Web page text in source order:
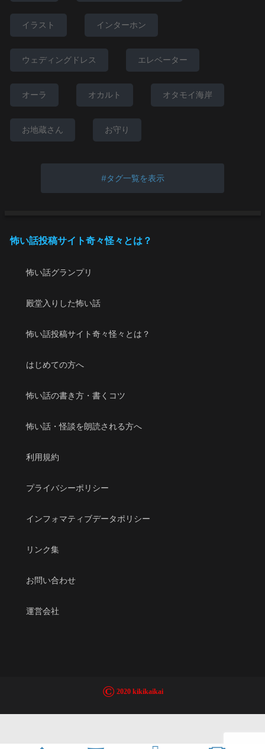
イラスト インターホン
ウェディングドレス エレベーター
オーラ オカルト オタモイ海岸
お地蔵さん お守り
タグ一覧を表示
怖い話投稿サイト奇々怪々とは？
怖い話グランプリ
殿堂入りした怖い話
怖い話投稿サイト奇々怪々とは？
はじめての方へ
怖い話の書き方・書くコツ
怖い話・怪談を朗読される方へ
利用規約
プライバシーポリシー
インフォマティブデータポリシー
リンク集
お問い合わせ
運営会社
© 2020 kikikaikai